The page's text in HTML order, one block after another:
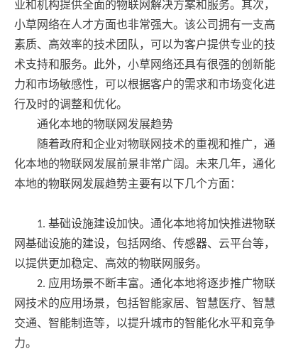
业和机构提供全面的物联网解决方案和服务。其次，
小草网络在人才方面也非常强大。该公司拥有一支高
素质、高效率的技术团队，可以为客户提供专业的技
术支持和服务。此外，小草网络还具有很强的创新能
力和市场敏感性，可以根据客户的需求和市场变化进
行及时的调整和优化。
通化本地的物联网发展趋势
随着政府和企业对物联网技术的重视和推广，通
化本地的物联网发展前景非常广阔。未来几年，通化
本地的物联网发展趋势主要有以下几个方面：
1. 基础设施建设加快。通化本地将加快推进物联
网基础设施的建设，包括网络、传感器、云平台等，
以提供更加稳定、高效的物联网服务。
2. 应用场景不断丰富。通化本地将逐步推广物联
网技术的应用场景，包括智能家居、智慧医疗、智慧
交通、智能制造等，以提升城市的智能化水平和竞争
力。